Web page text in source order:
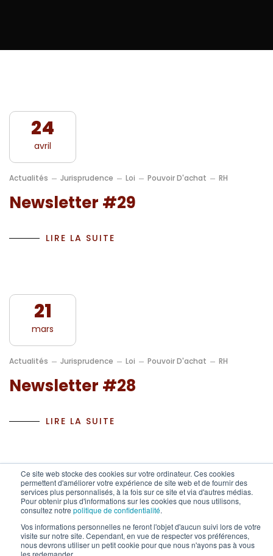
Ce site web stocke des cookies sur votre ordinateur. Ces cookies
permettent d'améliorer votre expérience de site web et de fournir des
services plus personnalisés, à la fois sur ce site et via d'autres médias.
Pour obtenir plus d'informations sur les cookies que nous utilisons,
consultez notre politique de confidentialité.
Vos informations personnelles ne feront l'objet d'aucun suivi lors de votre
visite sur notre site. Cependant, en vue de respecter vos préférences,
nous devrons utiliser un petit cookie pour que nous n'ayons pas à vous
les redemander.
24
avril
Actualités Jurisprudence Loi Pouvoir D'achat RH
Newsletter #29
LIRE LA SUITE
21
mars
Actualités Jurisprudence Loi Pouvoir D'achat RH
Newsletter #28
LIRE LA SUITE
© Copyright 2024 HERA GROUPE. Tous droits réservés.
0692 77 57 57